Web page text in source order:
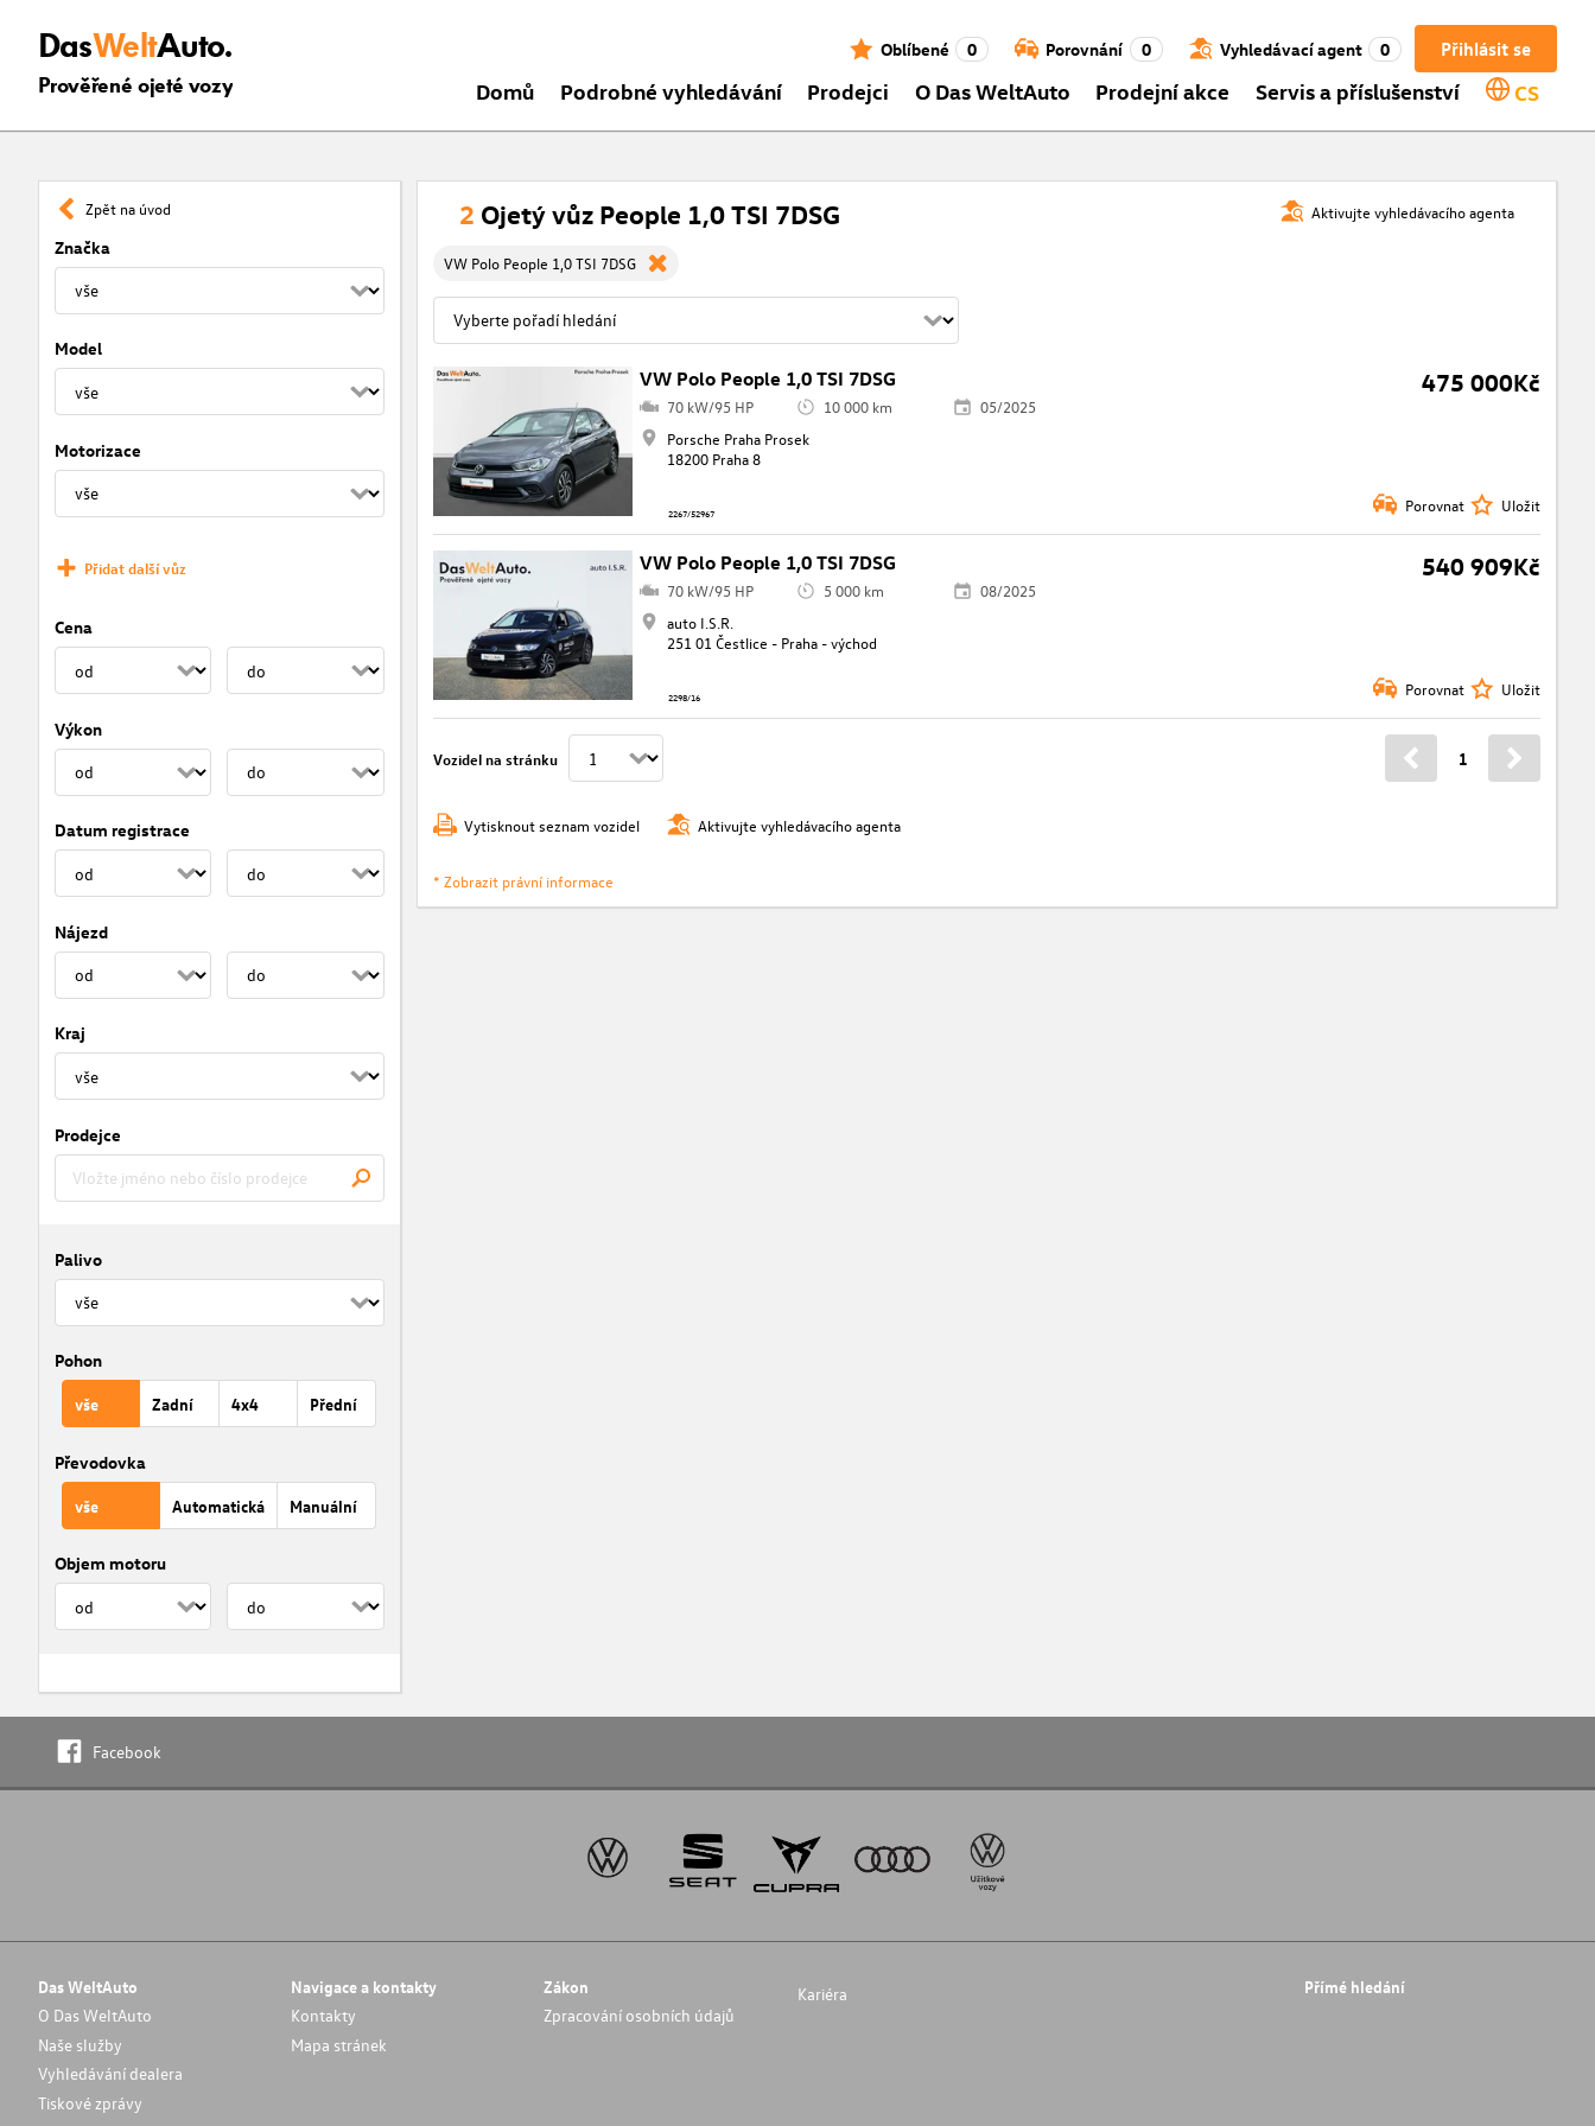
DasWeltAuto.
Prověřené ojeté vozy
Přihlásit se
Oblíbené 0 Porovnání 0 Vyhledávací agent 0
Domů Podrobné vyhledávání Prodejci O Das WeltAuto Prodejní akce Servis a příslušenství CS
Zpět na úvod
Značka
Model
Motorizace
Přidat další vůz
Cena
Výkon
Datum registrace
Nájezd
Kraj
Prodejce
Palivo
Pohon
vše Zadní 4x4 Přední
Převodovka
vše Automatická Manuální
Objem motoru
Aktivujte vyhledávacího agenta
2 Ojetý vůz People 1,0 TSI 7DSG
VW Polo People 1,0 TSI 7DSG
VW Polo People 1,0 TSI 7DSG 475 000Kč
70 kW/95 HP 10 000 km
05/2025
Porsche Praha Prosek
18200 Praha 8
2267/52967 Porovnat Uložit
VW Polo People 1,0 TSI 7DSG 540 909Kč
70 kW/95 HP 5 000 km
08/2025
auto I.S.R.
251 01 Čestlice - Praha - východ
2298/16 Porovnat Uložit
Vozidel na stránku 1
Vytisknout seznam vozidel Aktivujte vyhledávacího agenta
* Zobrazit právní informace
Facebook
Das WeltAuto
O Das WeltAuto
Naše služby
Vyhledávání dealera
Tiskové zprávy
Navigace a kontakty
Kontakty
Mapa stránek
Zákon
Zpracování osobních údajů
Kariéra Přímé hledání